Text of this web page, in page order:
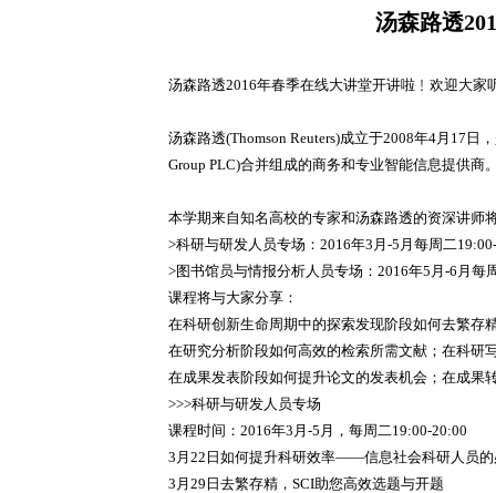
汤森路透
汤森路透2016年春季在线大讲堂开讲啦﹗欢迎大家
汤森路透(Thomson Reuters)成立于2008年4月17日
Group PLC)合并组成的商务和专业智能信息提供商
本学期来自知名高校的专家和汤森路透的资深讲师
>科研与研发人员专场：2016年3月-5月每周二
>图书馆员与情报分析人员专场：2016年5月-6月每
课程将与大家分享：
在科研创新生命周期中的探索发现阶段如何去繁存
在研究分析阶段如何高效的检索所需文献；在科研
在成果发表阶段如何提升论文的发表机会；在成果
>>>科研与研发人员专场
课程时间：2016年3月-5月，每周二19:00-20:00
3月22日如何提升科研效率——信息社会科研人员
3月29日去繁存精，SCI助您高效选题与开题